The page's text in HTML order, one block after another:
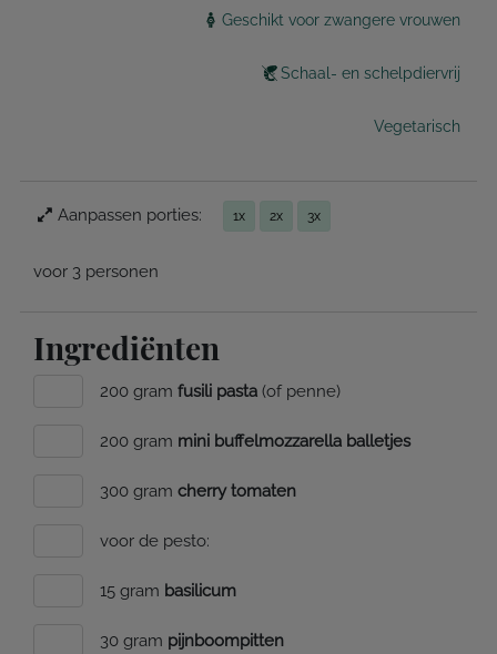
Geschikt voor zwangere vrouwen
Schaal- en schelpdiervrij
Vegetarisch
Aanpassen porties: 1x 2x 3x
voor 3 personen
Ingrediënten
200 gram fusili pasta (of penne)
200 gram mini buffelmozzarella balletjes
300 gram cherry tomaten
voor de pesto:
15 gram basilicum
30 gram pijnboompitten